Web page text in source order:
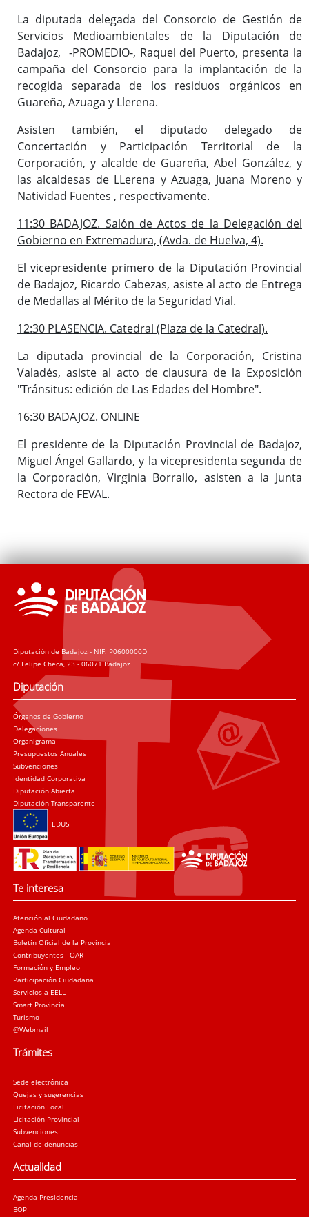
La diputada delegada del Consorcio de Gestión de
Servicios Medioambientales de la Diputación de
Badajoz, -PROMEDIO-, Raquel del Puerto, presenta la
campaña del Consorcio para la implantación de la
recogida separada de los residuos orgánicos en
Guareña, Azuaga y Llerena.
Asisten también, el diputado delegado de
Concertación y Participación Territorial de la
Corporación, y alcalde de Guareña, Abel González, y
las alcaldesas de LLerena y Azuaga, Juana Moreno y
Natividad Fuentes , respectivamente.
11:30 BADAJOZ. Salón de Actos de la Delegación del
Gobierno en Extremadura, (Avda. de Huelva, 4).
El vicepresidente primero de la Diputación Provincial
de Badajoz, Ricardo Cabezas, asiste al acto de Entrega
de Medallas al Mérito de la Seguridad Vial.
12:30 PLASENCIA. Catedral (Plaza de la Catedral).
La diputada provincial de la Corporación, Cristina
Valadés, asiste al acto de clausura de la Exposición
"Tránsitus: edición de Las Edades del Hombre".
16:30 BADAJOZ. ONLINE
El presidente de la Diputación Provincial de Badajoz,
Miguel Ángel Gallardo, y la vicepresidenta segunda de
la Corporación, Virginia Borrallo, asisten a la Junta
Rectora de FEVAL.
Diputación de Badajoz - NIF: P0600000D
c/ Felipe Checa, 23 - 06071 Badajoz
Diputación
Órganos de Gobierno
Delegaciones
Organigrama
Presupuestos Anuales
Subvenciones
Identidad Corporativa
Diputación Abierta
Diputación Transparente
EDUSI
Te interesa
Atención al Ciudadano
Agenda Cultural
Boletín Oficial de la Provincia
Contribuyentes - OAR
Formación y Empleo
Participación Ciudadana
Servicios a EELL
Smart Provincia
Turismo
@Webmail
Trámites
Sede electrónica
Quejas y sugerencias
Licitación Local
Licitación Provincial
Subvenciones
Canal de denuncias
Actualidad
Agenda Presidencia
BOP